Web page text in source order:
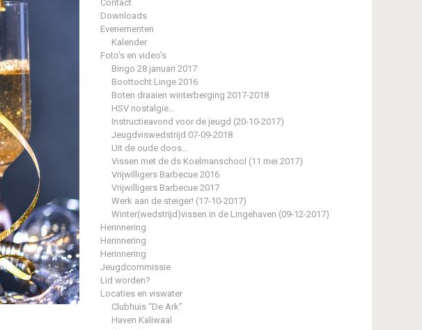
Contact
Downloads
Evenementen
Kalender
Foto’s en video’s
Bingo 28 januari 2017
Boottocht Linge 2016
Boten draaien winterberging 2017-2018
HSV nostalgie…
Instructieavond voor de jeugd (20-10-2017)
Jeugdviswedstrijd 07-09-2018
Uit de oude doos…
Vissen met de ds Koelmanschool (11 mei 2017)
Vrijwilligers Barbecue 2016
Vrijwilligers Barbecue 2017
Werk aan de steiger! (17-10-2017)
Winter(wedstrijd)vissen in de Lingehaven (09-12-2017)
Herinnering
Herinnering
Herinnering
Jeugdcommissie
Lid worden?
Locaties en viswater
Clubhuis “De Ark”
Haven Kaliwaal